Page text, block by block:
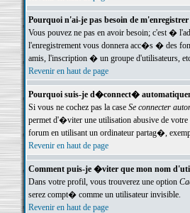
Pourquoi n'ai-je pas besoin de m'enregistrer
Vous pouvez ne pas en avoir besoin; c'est �
l'enregistrement vous donnera acc�s � des
amis, l'inscription � un groupe d'utilisateurs,
Revenir en haut de page
Pourquoi suis-je d�connect�
Si vous ne cochez pas la case Se connecter
permet d'�viter une utilisation abusive de
forum en utilisant un ordinateur partag�,
Revenir en haut de page
Comment puis-je �viter que mon nom
Dans votre profil, vous trouverez une option
serez compt� comme un utilisateur invisible.
Revenir en haut de page